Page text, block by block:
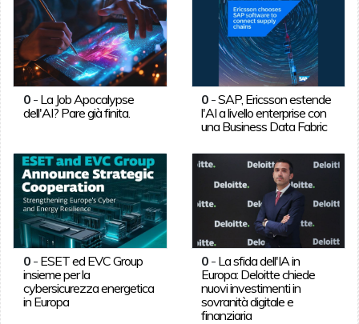
0- La Job Apocalypse
dell'AI? Pare già finita.
0 -SAP, Ericsson estende
l'AI a livello enterprise con
una Business Data Fabric
0- ESET ed EVC Group
insieme per la
cybersicurezza energetica
in Europa
0 - La sfida dell'IA in
Europa: Deloitte chiede
nuovi investimenti in
sovranità digitale e
finanziaria